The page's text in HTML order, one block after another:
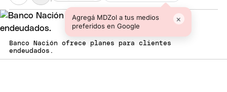
Agregá MDZol a tus medios
preferidos en Google
×
Banco Nación ofrece planes para clientes
endeudados.